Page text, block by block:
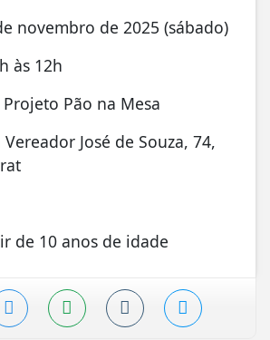
novembro de 2025 (sábado)
às 12h
Pão na Mesa
Vereador José de Souza, 74,
de 10 anos de idade